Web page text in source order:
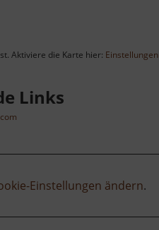
Aktiviere die Karte hier: Einstellungen
Links
Einstellungen ändern.